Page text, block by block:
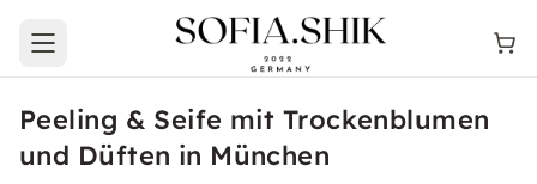
Open main menu
Peeling & Seife mit Trockenblumen
und Düften in München